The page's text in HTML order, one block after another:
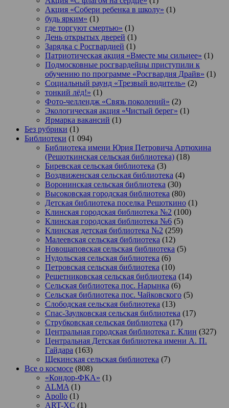
Акция «Собери ребенка в школу» (1)
будь ярким» (1)
где торгуют смертью» (1)
День открытых дверей (1)
Зарядка с Росгвардией (1)
Патриотическая акция «Вместе мы сильнее» (1)
Подмосковные росгвардейцы приступили к
обучению по программе «Росгвардия Драйв» (1)
Социальный раунд «Трезвый водитель» (2)
тонкий лёд!» (1)
Фото-челлендж «Связь поколений» (2)
Экологическая акция «Чистый берег» (1)
Ярмарка вакансий (1)
Без рубрики (1)
Библиотеки (1 094)
Библиотека имени Юрия Петровича Артюхина
(Решоткинская сельская библиотека) (18)
Биревская сельская библиотека (3)
Воздвиженская сельская библиотека (4)
Воронинская сельская библиотека (30)
Высоковская городская библиотека (80)
Детская библиотека поселка Решоткино (1)
Клинская городская библиотека №2 (100)
Клинская городская библиотека №6 (5)
Клинская детская библиотека №2 (259)
Малеевская сельская библиотека (12)
Новощаповская сельская библиотека (5)
Нудольская сельская библиотека (6)
Петровская сельская библиотека (10)
Решетниковская сельская библиотека (14)
Сельская библиотека пос. Нарынка (6)
Сельская библиотека пос. Чайковского (5)
Слободская сельская библиотека (13)
Спас-Заулковская сельская библиотека (17)
Струбковская сельская библиотека (17)
Центральная городская библиотека г. Клин (327)
Центральная Детская библиотека имени А. П.
Гайдара (163)
Щекинская сельская библиотека (7)
Все о космосе (808)
«Кондор-ФКА» (1)
ALMA (1)
Apollo (1)
ART-XC (1)